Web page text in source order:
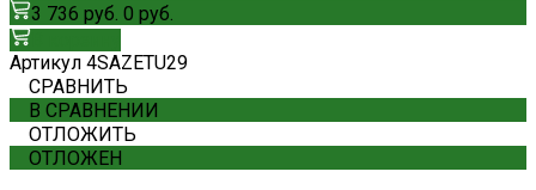
3 736 руб. 0 руб.
Артикул 4SAZETU29
СРАВНИТЬ
В СРАВНЕНИИ
ОТЛОЖИТЬ
ОТЛОЖЕН